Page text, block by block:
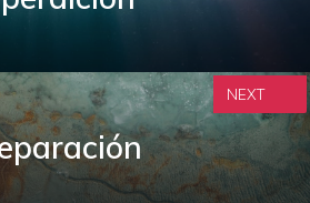
NEXT